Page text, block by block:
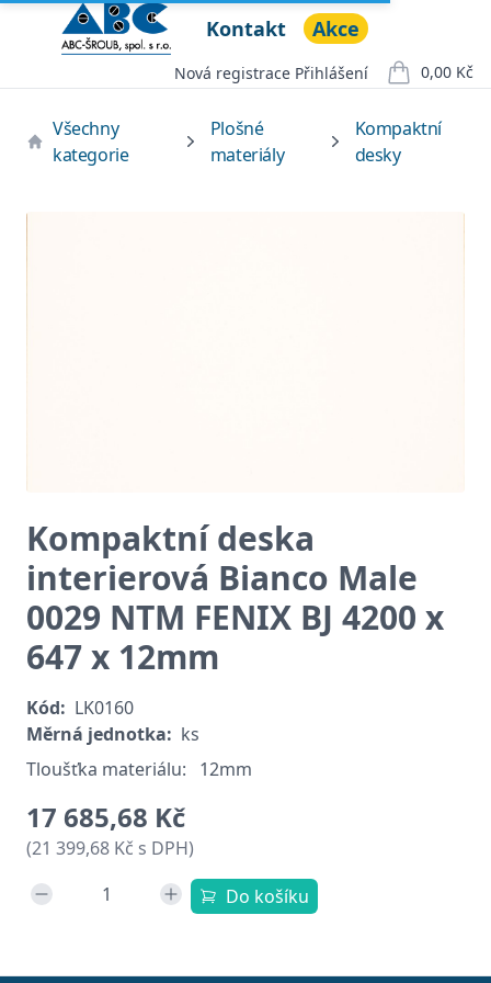
Open menu
ABC ŠROUB, spol. s r.o.Kontakt Akce
Nová registrace Přihlášení 0,00 Kč
položek v
Všechny
kategorie
Plošné
materiály
Kompaktní
desky
Kompaktní deska
interierová Bianco Male
0029 NTM FENIX BJ 4200 x
647 x 12mm
Kód: LK0160
Měrná jednotka: ks
Tloušťka materiálu:
12mm
17 685,68 Kč
(21 399,68 Kč s DPH)
Do košíku